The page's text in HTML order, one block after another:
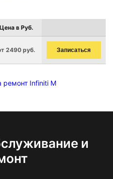
Цена в Руб.
2490 руб. Записаться
ремонт Infiniti M
и